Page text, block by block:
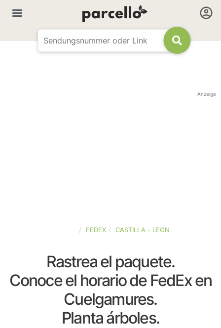
Anzeige
FEDEX CASTILLA - LEON
Rastrea el paquete.
Conoce el horario de FedEx en
Cuelgamures.
Planta árboles.